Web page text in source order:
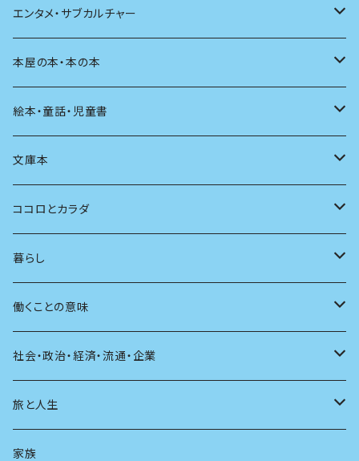
評論
文章術
その他
評論
言葉
言語
批評
アンソロジー
自伝・伝記
その他
食べる
料理
発酵・麹
住う
その他
デザイン
イラスト
アート
写真
その他
インテリア
ファッション
建築
スポーツ
AIと社会
エンタメ・サブカルチャー
映画
音楽
マンガ
テレビ
ラジオ
マガジン
その他
アニメ
日本の芸能
本屋の本・本の本
本屋さんの本
本の本
読書
絵本・童話・児童書
小さいお子さん向け
自分で読めるようになったら
大人も楽しい絵本
海外絵本
童話
その他
文庫本
男性作家
女性作家
その他
ココロとカラダ
フェミニズム
カウンセリング
人間関係
健康
暮らし
料理
育児
日常生活
学ぶ楽しみ
働くことの意味
仕事のヒント
社会・政治・経済・流通・企業
過去
現在
旅と人生
旅
家族